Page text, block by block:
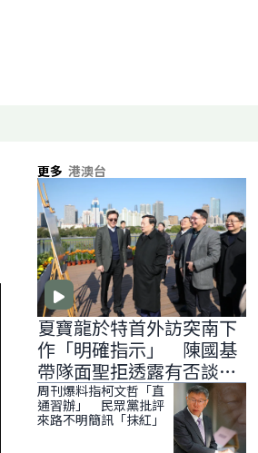
更多 港澳台
夏寶龍於特首外訪突南下
作「明確指示」 陳國基
帶隊面聖拒透露有否談
「滅赤」
周刊爆料指柯文哲「直
通習辦」 民眾黨批評
來路不明簡訊「抹紅」